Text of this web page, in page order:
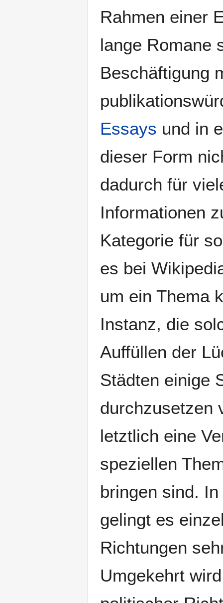
Rahmen einer
lange Romane
Beschäftigung
Essays und in
dieser Form
dadurch für
Informationen
Kategorie für
es bei
um ein Thema
Instanz, die
Auffüllen der
Städten einige
durchzusetzen
letztlich eine
speziellen
bringen sind.
gelingt es
Richtungen
Umgekehrt